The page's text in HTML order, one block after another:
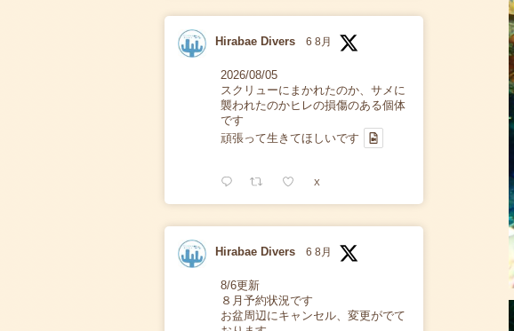
Hirabae Divers 6 8月
2026/08/05
スクリューにまかれたのか、サメに
襲われたのかヒレの損傷のある個体
です
頑張って生きてほしいです
X
Hirabae Divers 6 8月
8/6更新
８月予約状況です
お盆周辺にキャンセル、変更がでて